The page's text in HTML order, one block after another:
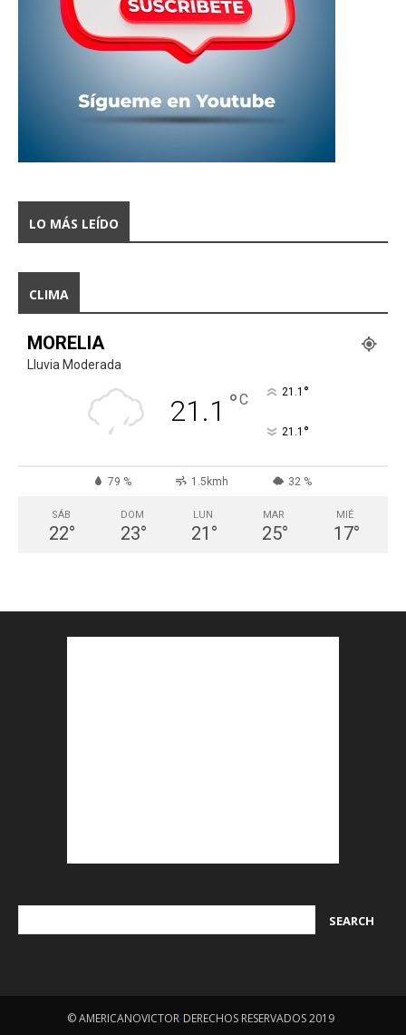
LO MÁS LEÍDO
CLIMA
MORELIA
Lluvia Moderada
21.1 °C 21.1 °
21.1 °
79 % 1.5kmh 32 %
SÁB
22°
DOM
23°
LUN
21 °
MAR
25°
MIÉ
17°
© AMERICANOVICTOR-DERECHOS RESERVADOS 2019 .